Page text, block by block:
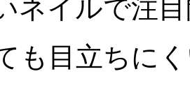
ネイルで注
も目立ちに